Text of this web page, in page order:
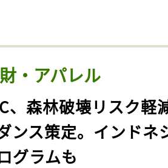
・アパレル
、森林破壊リスク軽
ンス策定。インドネ
グラムも